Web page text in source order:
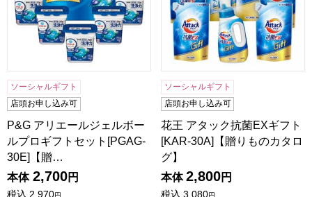
ソーシャルギフト
店頭お申し込み可
P&G アリエールジェルボー
ルプロギフトセット[PGAG-
30E]【贈…
本体 2,700円
税込 2,970円
ソーシャルギフト
店頭お申し込み可
花王 アタック抗菌EXギフト
[KAR-30A]【贈りものカタロ
グ】
本体 2,800円
税込 3,080円